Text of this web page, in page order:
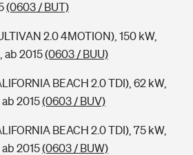
(0603 / BUT)
2.0 4MOTION), 150 kW,
ab 2015(0603 / BUU)
BEACH 2.0 TDI), 62 kW,
2015(0603 / BUV)
BEACH 2.0 TDI), 75 kW,
2015(0603 / BUW)